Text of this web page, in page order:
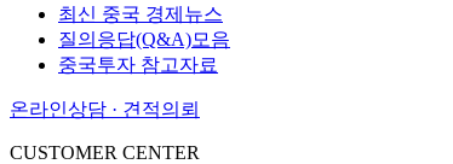
최신 중국 경제뉴스
질의응답(Q&A)모음
중국투자 참고자료
온라인상담 · 견적의뢰
CUSTOMER CENTER